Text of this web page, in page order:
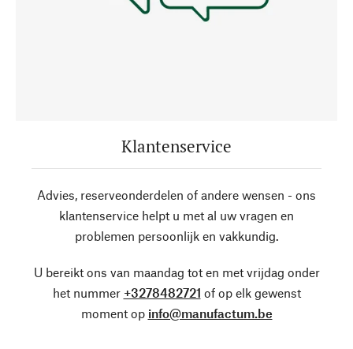
Klantenservice
Advies, reserveonderdelen of andere wensen - ons
klantenservice helpt u met al uw vragen en
problemen persoonlijk en vakkundig.
U bereikt ons van maandag tot en met vrijdag onder
het nummer +3278482721 of op elk gewenst
moment op info@manufactum.be